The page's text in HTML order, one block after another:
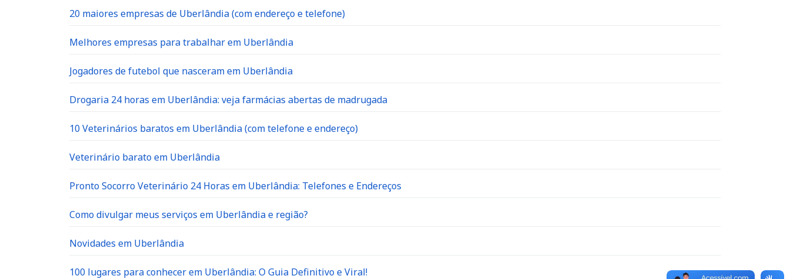
20 maiores empresas de Uberlândia (com endereço e telefone)
Melhores empresas para trabalhar em Uberlândia
Jogadores de futebol que nasceram em Uberlândia
Drogaria 24 horas em Uberlândia: veja farmácias abertas de madrugada
10 Veterinários baratos em Uberlândia (com telefone e endereço)
Veterinário barato em Uberlândia
Pronto Socorro Veterinário 24 Horas em Uberlândia: Telefones e Endereços
Como divulgar meus serviços em Uberlândia e região?
Novidades em Uberlândia
100 lugares para conhecer em Uberlândia: O Guia Definitivo e Viral!